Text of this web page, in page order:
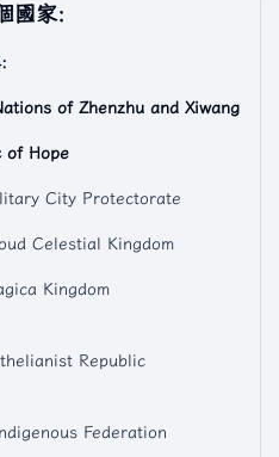
國家:
of Zhenzhu and Xiwang
of Hope
City Protectorate
Celestial Kingdom
Kingdom
Republic
Federation